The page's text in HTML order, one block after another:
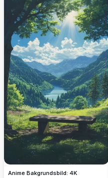
Anime Bakgrundsbild: 4K